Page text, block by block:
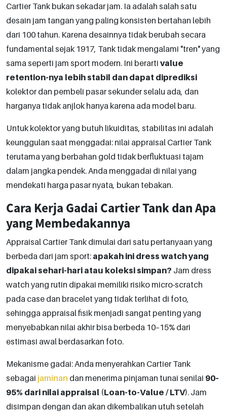
Cartier Tank bukan sekadar jam. Ia adalah salah satu
desain jam tangan yang paling konsisten bertahan lebih
dari 100 tahun. Karena desainnya tidak berubah secara
fundamental sejak 1917, Tank tidak mengalami "tren" yang
sama seperti jam sport modern. Ini berarti value
retention-nya lebih stabil dan dapat diprediksi
kolektor dan pembeli pasar sekunder selalu ada, dan
harganya tidak anjlok hanya karena ada model baru.
Untuk kolektor yang butuh likuiditas, stabilitas ini adalah
keunggulan saat menggadai: nilai appraisal Cartier Tank
terutama yang berbahan gold tidak berfluktuasi tajam
dalam jangka pendek. Anda menggadai di nilai yang
mendekati harga pasar nyata, bukan tebakan.
Cara Kerja Gadai Cartier Tank dan Apa
yang Membedakannya
Appraisal Cartier Tank dimulai dari satu pertanyaan yang
berbeda dari jam sport: apakah ini dress watch yang
dipakai sehari-hari atau koleksi simpan? Jam dress
watch yang rutin dipakai memiliki risiko micro-scratch
pada case dan bracelet yang tidak terlihat di foto,
sehingga appraisal fisik menjadi sangat penting yang
menyebabkan nilai akhir bisa berbeda 10–15% dari
estimasi awal berdasarkan foto.
Mekanisme gadai: Anda menyerahkan Cartier Tank
sebagai jaminan dan menerima pinjaman tunai senilai 90–
95% dari nilai appraisal (Loan-to-Value / LTV). Jam
disimpan dengan dan akan dikembalikan utuh setelah